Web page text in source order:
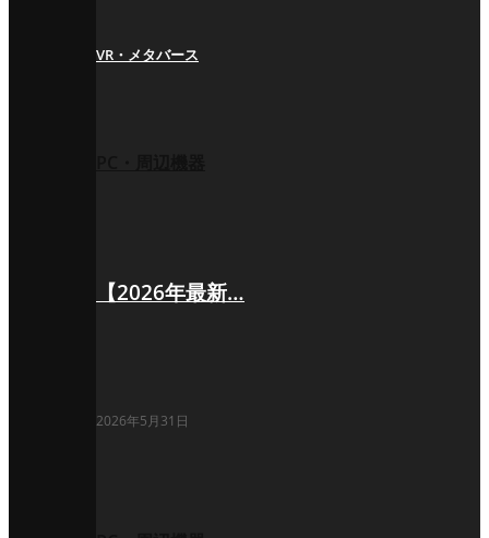
VR・メタバース
【2026年最新…
2026年5月31日